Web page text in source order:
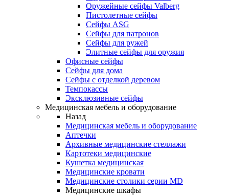
Оружейные сейфы Valberg
Пистолетные сейфы
Сейфы ASG
Сейфы для патронов
Сейфы для ружей
Элитные сейфы для оружия
Офисные сейфы
Сейфы для дома
Сейфы с отделкой деревом
Темпокассы
Эксклюзивные сейфы
Медицинская мебель и оборудование
Назад
Медицинская мебель и оборудование
Аптечки
Архивные медицинские стеллажи
Картотеки медицинские
Кушетка медицинская
Медицинские кровати
Медицинские столики серии MD
Медицинские шкафы